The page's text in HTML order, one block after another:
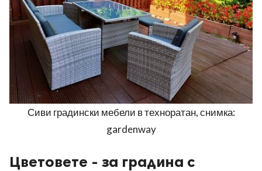
Сиви градински мебели в техноратан, снимка:
gardenway
Цветовете - за градина с